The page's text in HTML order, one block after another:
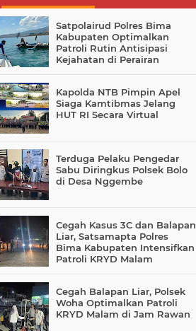
Satpolairud Polres Bima
Kabupaten Optimalkan
Patroli Rutin Antisipasi
Kejahatan di Perairan
Kapolda NTB Pimpin Apel
Siaga Kamtibmas Jelang
HUT RI Secara Virtual
Terduga Pelaku Pengedar
Sabu Diringkus Polsek Bolo
di Desa Nggembe
Cegah Kasus 3C dan Balapan
Liar, Satsamapta Polres
Bima Kabupaten Intensifkan
Patroli KRYD Malam
Cegah Balapan Liar, Polsek
Woha Optimalkan Patroli
KRYD Malam di Jam Rawan